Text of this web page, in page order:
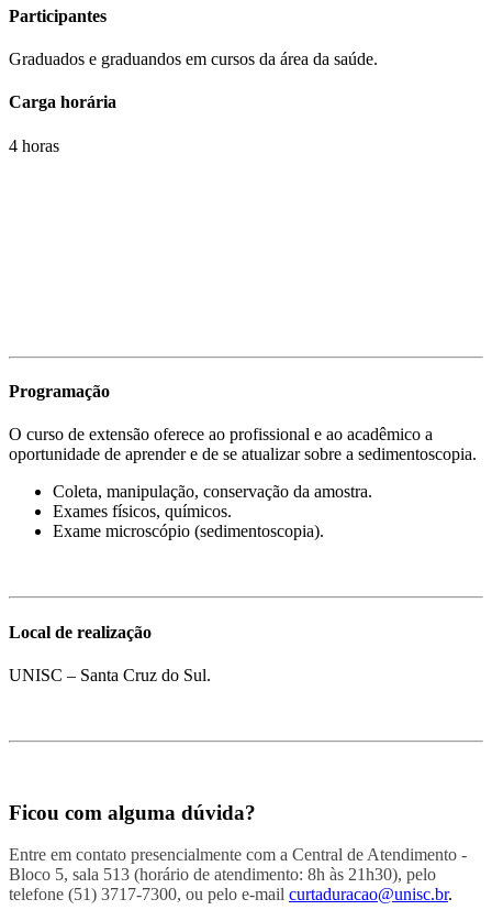
Participantes
Graduados e graduandos em cursos da área da saúde.
Carga horária
4 horas
Programação
O curso de extensão oferece ao profissional e ao acadêmico a
oportunidade de aprender e de se atualizar sobre a sedimentoscopia.
Coleta, manipulação, conservação da amostra.
Exames físicos, químicos.
Exame microscópio (sedimentoscopia).
Local de realização
UNISC – Santa Cruz do Sul.
Ficou com alguma dúvida?
Entre em contato presencialmente com a Central de Atendimento -
Bloco 5, sala 513 (horário de atendimento: 8h às 21h30), pelo
telefone (51) 3717-7300, ou pelo e-mail curtaduracao@unisc.br.